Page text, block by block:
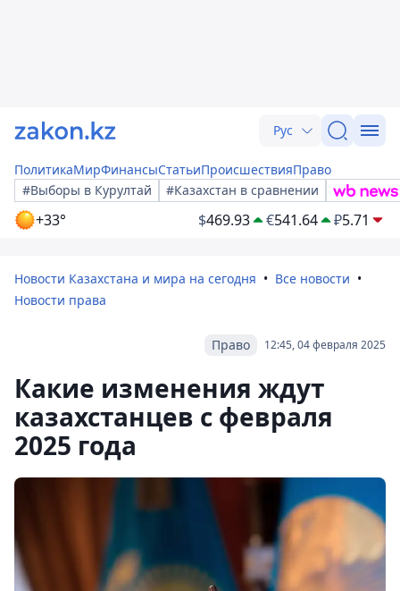
Рус
ПолитикаМирФинансыСтатьиПроисшествияПраво
#Выборы в Курултай
#Казахстан в сравнении
+33° $469.93 €541.64 ₽5.71
Новости Казахстана и мира на сегодня
Все новости
Новости права
12:45, 04 февраля 2025
Право
Какие изменения ждут
казахстанцев с февраля
2025 года